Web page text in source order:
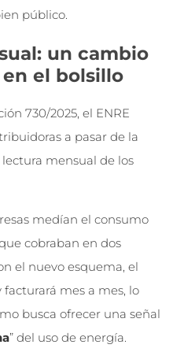
público.
un cambio
el bolsillo
730/2025, el ENRE
a pasar de la
mensual de los
medían el consumo
cobraban en dos
el nuevo esquema, el
mes a mes, lo
busca ofrecer una señal
” del uso de energía.